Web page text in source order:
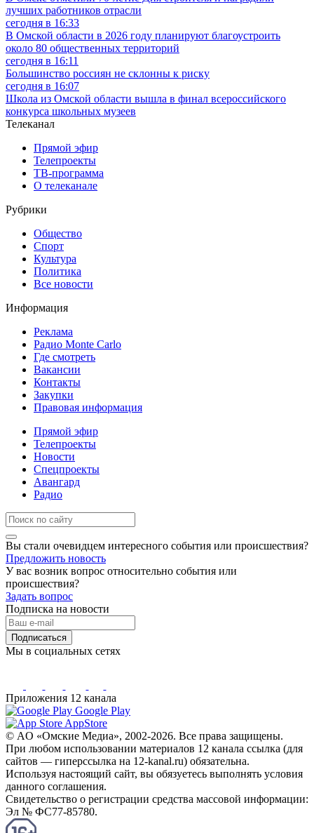
лучших работников отрасли
сегодня в 16:33
В Омской области в 2026 году планируют благоустроить
около 80 общественных территорий
сегодня в 16:11
Большинство россиян не склонны к риску
сегодня в 16:07
Школа из Омской области вышла в финал всероссийского
конкурса школьных музеев
Телеканал
Прямой эфир
Телепроекты
ТВ-программа
О телеканале
Рубрики
Общество
Спорт
Культура
Политика
Все новости
Информация
Реклама
Радио Monte Carlo
Где смотреть
Вакансии
Контакты
Закупки
Правовая информация
Прямой эфир
Телепроекты
Новости
Спецпроекты
Авангард
Радио
Вы стали очевидцем интересного события или происшествия?
Предложить новость
У вас возник вопрос относительно события или
происшествия?
Задать вопрос
Подписка на новости
Подписаться
Мы в социальных сетях
Приложения 12 канала
Google Play
AppStore
© AO «Омские Медиа», 2002-2026. Все права защищены.
При любом использовании материалов 12 канала ссылка (для
сайтов — гиперссылка на 12-kanal.ru) обязательна.
Используя настоящий сайт, вы обязуетесь выполнять условия
данного соглашения.
Свидетельство о регистрации средства массовой информации:
Эл № ФС77-85780.